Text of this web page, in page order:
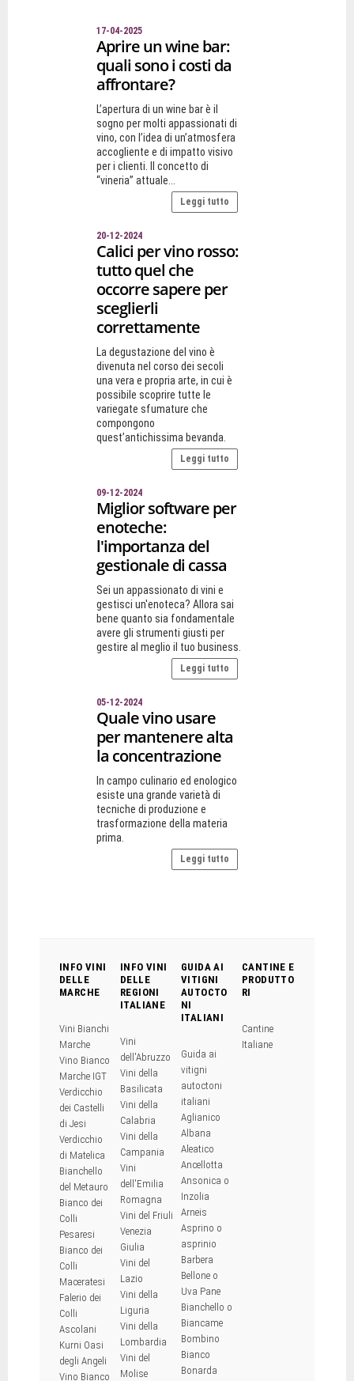
17-04-2025
Aprire un wine bar:
quali sono i costi da
affrontare?
L’apertura di un wine bar è il
sogno per molti appassionati di
vino, con l’idea di un’atmosfera
accogliente e di impatto visivo
per i clienti. Il concetto di
“vineria” attuale...
Leggi tutto
20-12-2024
Calici per vino rosso:
tutto quel che
occorre sapere per
sceglierli
correttamente
La degustazione del vino è
divenuta nel corso dei secoli
una vera e propria arte, in cui è
possibile scoprire tutte le
variegate sfumature che
compongono
quest’antichissima bevanda.
Leggi tutto
09-12-2024
Miglior software per
enoteche:
l'importanza del
gestionale di cassa
Sei un appassionato di vini e
gestisci un'enoteca? Allora sai
bene quanto sia fondamentale
avere gli strumenti giusti per
gestire al meglio il tuo business.
Leggi tutto
05-12-2024
Quale vino usare
per mantenere alta
la concentrazione
In campo culinario ed enologico
esiste una grande varietà di
tecniche di produzione e
trasformazione della materia
prima.
Leggi tutto
INFO VINI
DELLE
MARCHE
Vini Bianchi
Marche
Vino Bianco
Marche IGT
Verdicchio
dei Castelli
di Jesi
Verdicchio
di Matelica
Bianchello
del Metauro
Bianco dei
Colli
Pesaresi
Bianco dei
Colli
Maceratesi
Falerio dei
Colli
Ascolani
Kurni Oasi
degli Angeli
Vino Bianco
INFO VINI
DELLE
REGIONI
ITALIANE
Vini
dell'Abruzzo
Vini della
Basilicata
Vini della
Calabria
Vini della
Campania
Vini
dell'Emilia
Romagna
Vini del Friuli
Venezia
Giulia
Vini del
Lazio
Vini della
Liguria
Vini della
Lombardia
Vini del
Molise
GUIDA AI
VITIGNI
AUTOCTO
NI
ITALIANI
Guida ai
vitigni
autoctoni
italiani
Aglianico
Albana
Aleatico
Ancellotta
Ansonica o
Inzolia
Arneis
Asprino o
asprinio
Barbera
Bellone o
Uva Pane
Bianchello o
Biancame
Bombino
Bianco
Bonarda
CANTINE E
PRODUTTO
RI
Cantine
Italiane